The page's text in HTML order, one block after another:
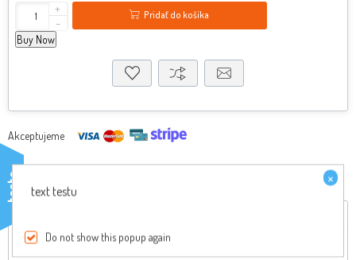
+
-
Pridať do košíka
Buy Now
Akceptujeme
Originálny diel, pre viac informácií nás kontaktujte
testo ×
text testu
Do not show this popup again